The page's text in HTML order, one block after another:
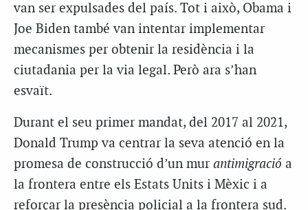
van ser expulsades del país. Tot i això, Obama i
Joe Biden també van intentar implementar
mecanismes per obtenir la residència i la
ciutadania per la via legal. Però ara s’han
esvaït.
Durant el seu primer mandat, del 2017 al 2021,
Donald Trump va centrar la seva atenció en la
promesa de construcció d’un mur antimigració a
la frontera entre els Estats Units i Mèxic i a
reforçar la presència policial a la frontera sud.